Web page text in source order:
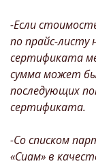
-Если
по прайс-
сертификата
сумма может
последующих
сертификата.
-Со списком
«Сиам» в